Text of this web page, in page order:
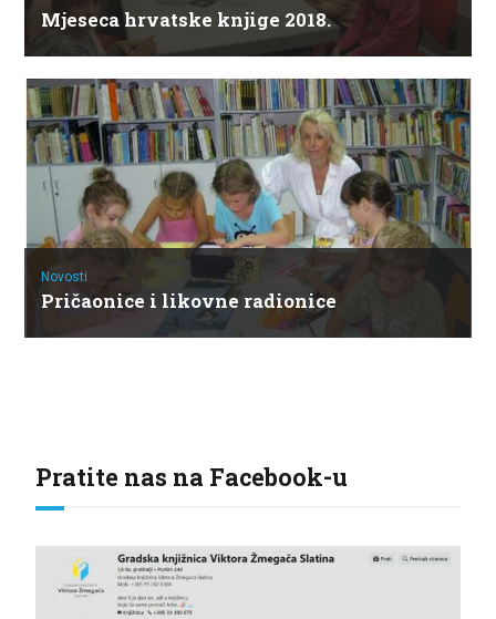
Mjeseca hrvatske knjige 2018.
Novosti
Pričaonice i likovne radionice
Pratite nas na Facebook-u